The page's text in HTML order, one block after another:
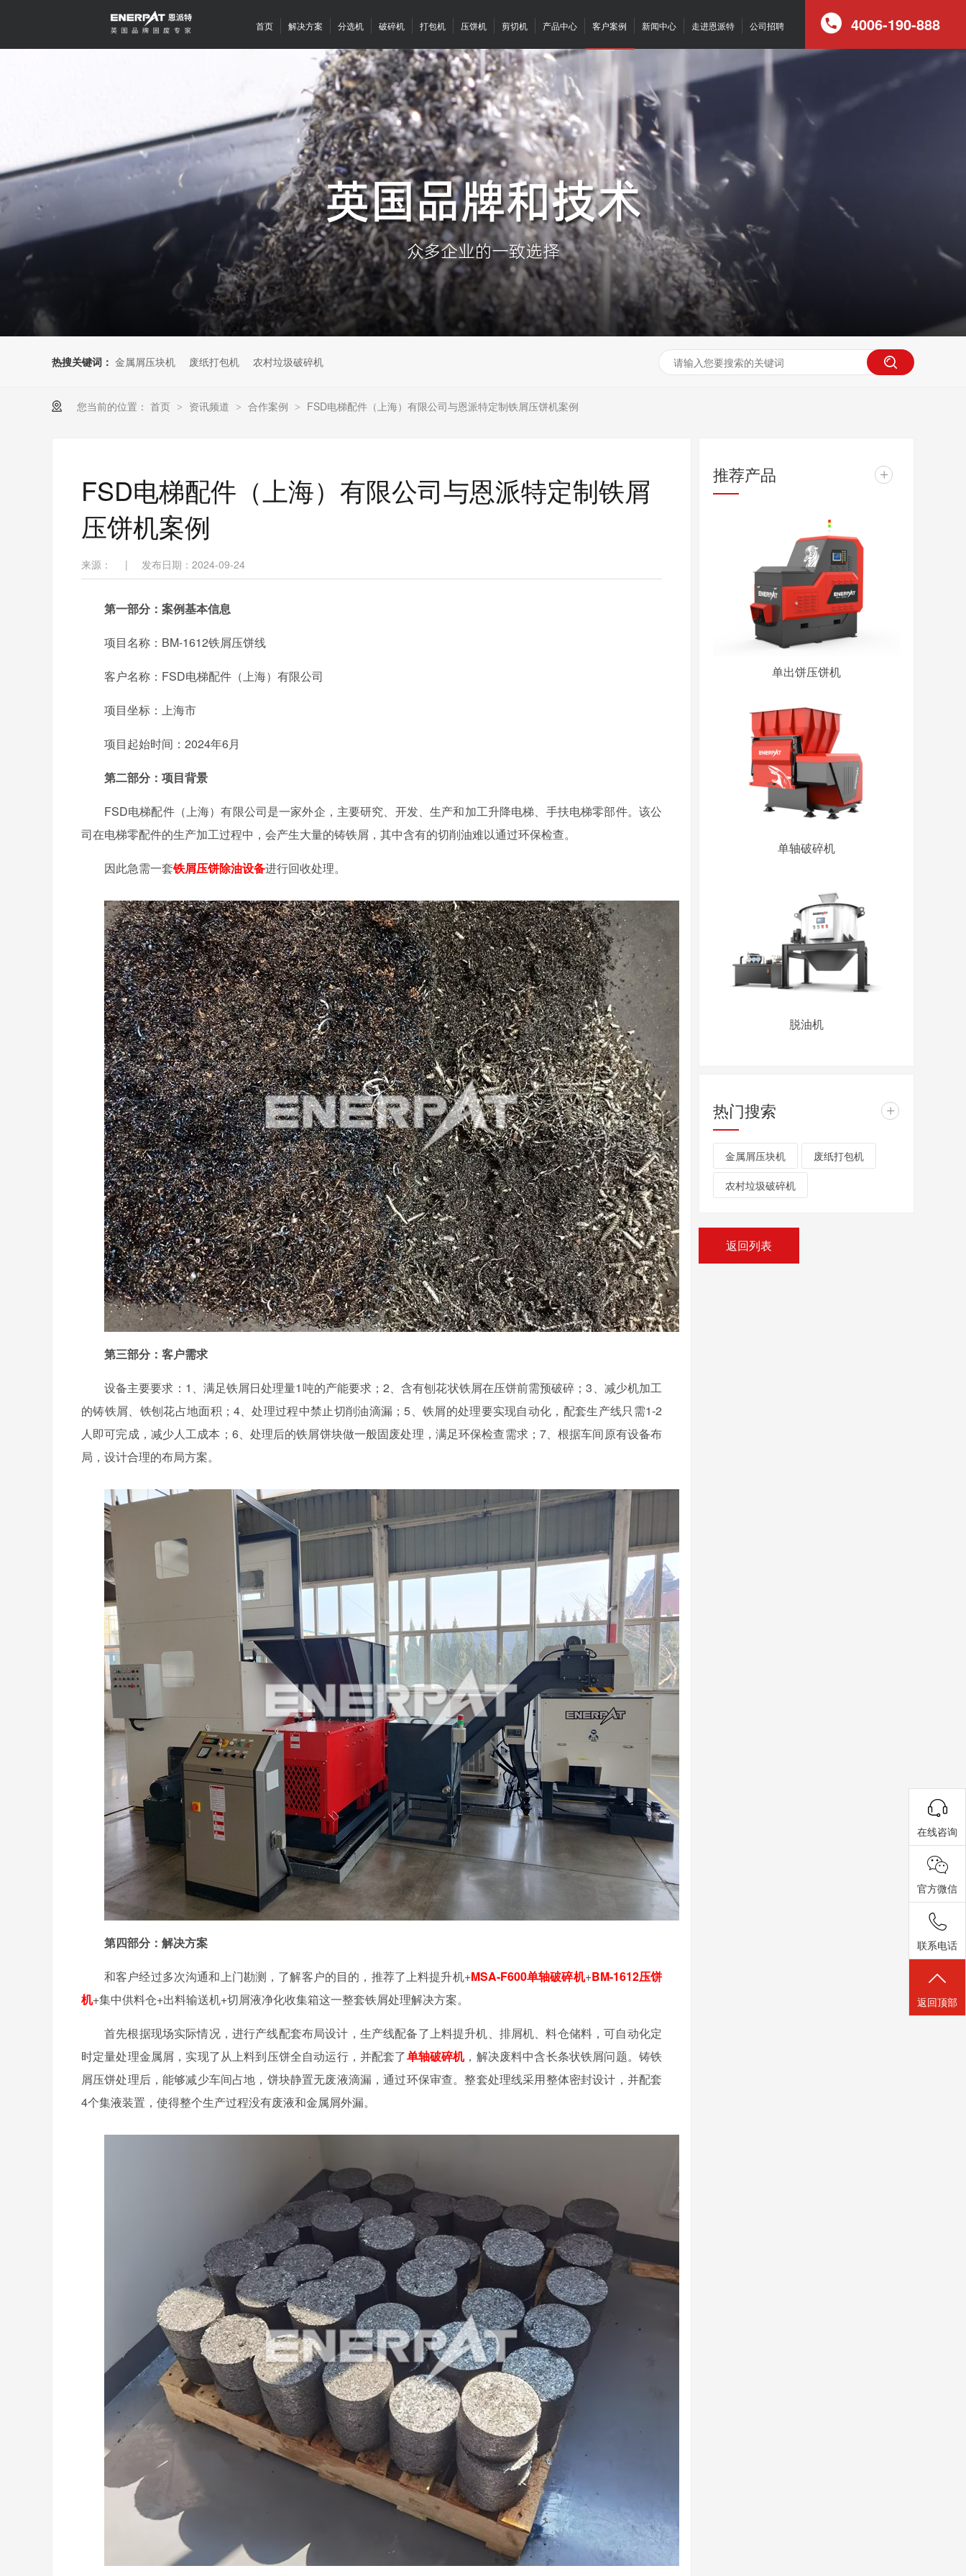
4006-190-888
首页 解决方案 分选机 破碎机 打包机 压饼机 剪切机 产品中心 客户案例 新闻中心 走进恩派特 公司招聘
热搜关键词： 金属屑压块机 废纸打包机 农村垃圾破碎机
您当前的位置： 首页 > 资讯频道 > 合作案例 > FSD电梯配件（上海）有限公司与恩派特定制铁屑压饼机案例
FSD电梯配件（上海）有限公司与恩派特定制铁屑
压饼机案例
来源： | 发布日期：2024-09-24
第一部分：案例基本信息
项目名称：BM-1612铁屑压饼线
客户名称：FSD电梯配件（上海）有限公司
项目坐标：上海市
项目起始时间：2024年6月
第二部分：项目背景
FSD电梯配件（上海）有限公司是一家外企，主要研究、开发、生产和加工升降电梯、手扶电梯零部件。该公
司在电梯零配件的生产加工过程中，会产生大量的铸铁屑，其中含有的切削油难以通过环保检查。
因此急需一套铁屑压饼除油设备进行回收处理。
第三部分：客户需求
设备主要要求：1、满足铁屑日处理量1吨的产能要求；2、含有刨花状铁屑在压饼前需预破碎；3、减少机加工
的铸铁屑、铁刨花占地面积；4、处理过程中禁止切削油滴漏；5、铁屑的处理要实现自动化，配套生产线只需1-2
人即可完成，减少人工成本；6、处理后的铁屑饼块做一般固废处理，满足环保检查需求；7、根据车间原有设备布
局，设计合理的布局方案。
第四部分：解决方案
和客户经过多次沟通和上门勘测，了解客户的目的，推荐了上料提升机+MSA-F600单轴破碎机+BM-1612压饼
机+集中供料仓+出料输送机+切屑液净化收集箱这一整套铁屑处理解决方案。
首先根据现场实际情况，进行产线配套布局设计，生产线配备了上料提升机、排屑机、料仓储料，可自动化定
时定量处理金属屑，实现了从上料到压饼全自动运行，并配套了单轴破碎机，解决废料中含长条状铁屑问题。铸铁
屑压饼处理后，能够减少车间占地，饼块静置无废液滴漏，通过环保审查。整套处理线采用整体密封设计，并配套
4个集液装置，使得整个生产过程没有废液和金属屑外漏。
推荐产品 +
单出饼压饼机
单轴破碎机
脱油机
热门搜索 +
金属屑压块机 废纸打包机
农村垃圾破碎机
返回列表
在线咨询
官方微信
联系电话
返回顶部